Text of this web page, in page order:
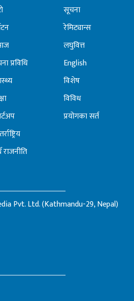
प्रविधि
राजनीति
सूचना
रेमिट्यान्स
लघुवित्त
English
विशेष
विविध
प्रयोगका सर्त
Pvt. Ltd. (Kathmandu-29, Nepal)